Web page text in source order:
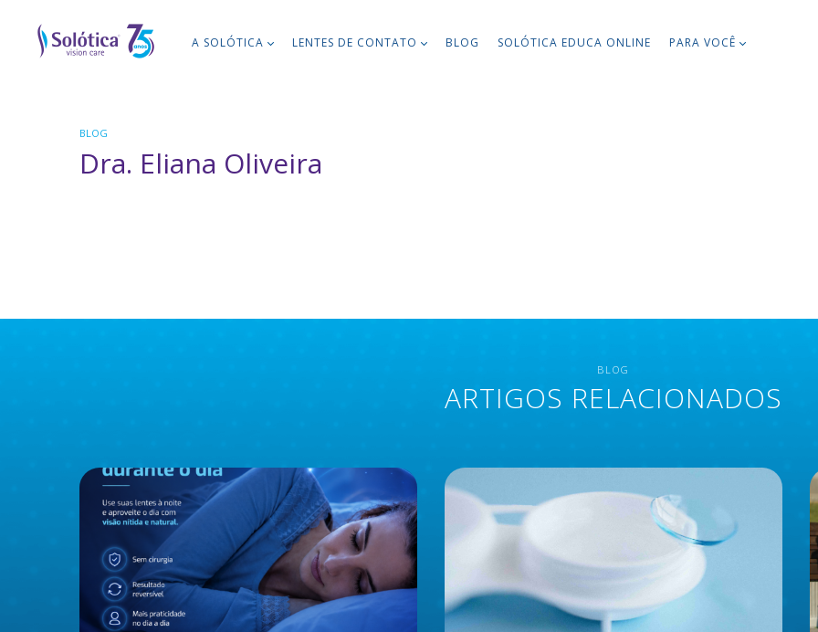
A SOLÓTICA LENTES DE CONTATO BLOG SOLÓTICA EDUCA ONLINE PARA VOCÊ
BLOG
Dra. Eliana Oliveira
BLOG
ARTIGOS RELACIONADOS